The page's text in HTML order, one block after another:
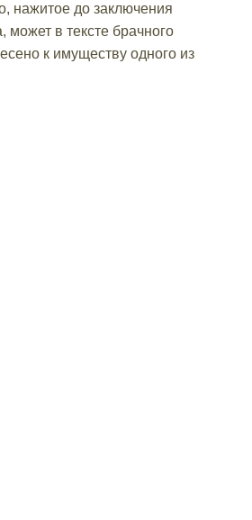
нажитое до заключения
может в тексте брачного
к имуществу одного из